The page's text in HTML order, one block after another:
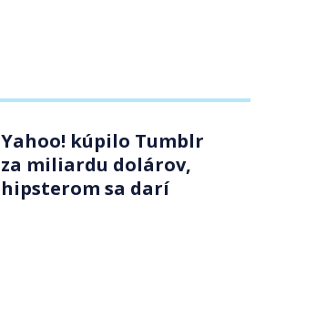
Yahoo! kúpilo Tumblr
za miliardu dolárov,
hipsterom sa darí